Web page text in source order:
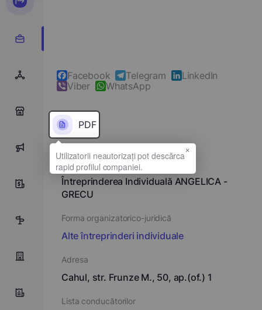
0
5
Facebook Telegram
LinkedIn
Viber
WhatsApp
PDF
Denumirea completă
Întreprinderea Individuală ANGELICA -
GRECU
Forma organizatorico-juridică
Alte întreprinderi individuale
Adresa
Cahul, str. Frunze M., 50, ap.(of.) 1
Lista conducătorilor
×